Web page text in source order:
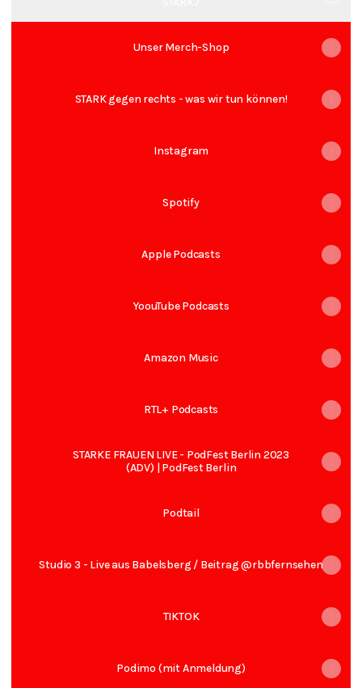
Unser Merch-Shop
STARK gegen rechts - was wir tun können!
Instagram
Spotify
Apple Podcasts
YoouTube Podcasts
Amazon Music
RTL+ Podcasts
STARKE FRAUEN LIVE - PodFest Berlin 2023
(ADV) | PodFest Berlin
Podtail
Studio 3 - Live aus Babelsberg / Beitrag @rbbfernsehen
TIKTOK
Podimo (mit Anmeldung)